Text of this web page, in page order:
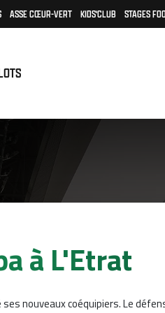
ASSE CŒUR-VERT KIDS'CLUB STAGES
à L'Etrat
ses nouveaux coéquipiers. Le